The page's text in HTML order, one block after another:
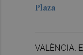
Plaza
VALÈNCIA.